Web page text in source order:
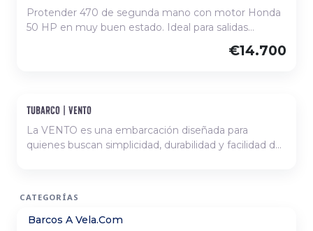
Protender 470 de segunda mano con motor Honda
50 HP en muy buen estado. Ideal para salidas
€14.700
Nuevo, disponible para comanda
tubarco | vento
La VENTO es una embarcación diseñada para
quienes buscan simplicidad, durabilidad y facilidad de
material es totalmente reciclable, convirtiéndola en
una opción respetuosa con el medio ambiente. Su
CATEGORÍAS
Barcos A Vela.Com